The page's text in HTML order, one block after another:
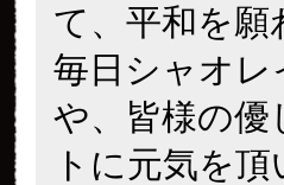
て、平和を
毎日シャオレ
や、皆様の優
トに元気を